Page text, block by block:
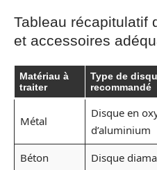
Tableau récapitulatif
et accessoires
Matériau à
traiter
Type de
recommandé
Métal
Disque en
d’aluminium
Béton
Disque